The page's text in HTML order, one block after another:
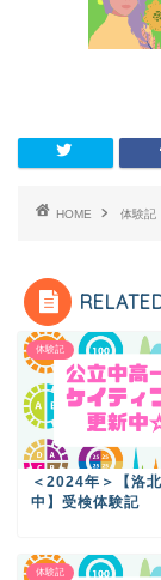
HOME 体験記
体験記
＜2024年＞【洛
中】受検体験記
体験記